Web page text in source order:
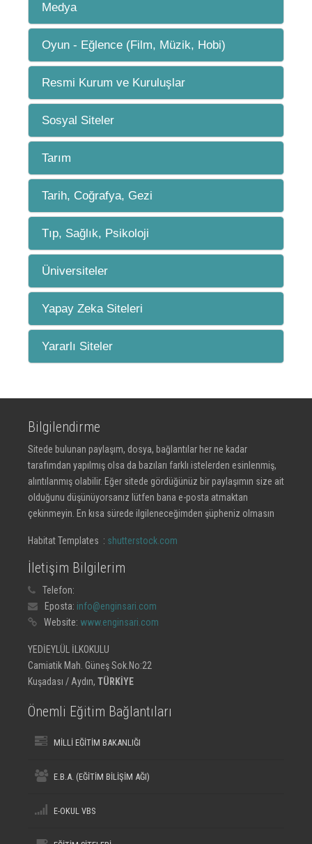
Medya
Oyun - Eğlence (Film, Müzik, Hobi)
Resmi Kurum ve Kuruluşlar
Sosyal Siteler
Tarım
Tarih, Coğrafya, Gezi
Tıp, Sağlık, Psikoloji
Üniversiteler
Yapay Zeka Siteleri
Yararlı Siteler
Bilgilendirme
Sitede bulunan paylaşım, dosya, bağlantılar her ne kadar
tarafımdan yapılmış olsa da bazıları farklı istelerden esinlenmiş,
alıntılanmış olabilir. Eğer sitede gördüğünüz bir paylaşımın size ait
olduğunu düşünüyorsanız lütfen bana e-posta atmaktan
çekinmeyin. En kısa sürede ilgileneceğimden şüpheniz olmasın
Habitat Templates : shutterstock.com
İletişim Bilgilerim
Telefon:
Eposta: info@enginsari.com
Website: www.enginsari.com
YEDİEYLÜL İLKOKULU
Camiatik Mah. Güneş Sok.No:22
Kuşadası / Aydın, TÜRKİYE
Önemli Eğitim Bağlantıları
MİLLİ EĞİTİM BAKANLIĞI
E.B.A. (EĞİTİM BİLİŞİM AĞI)
E-OKUL VBS